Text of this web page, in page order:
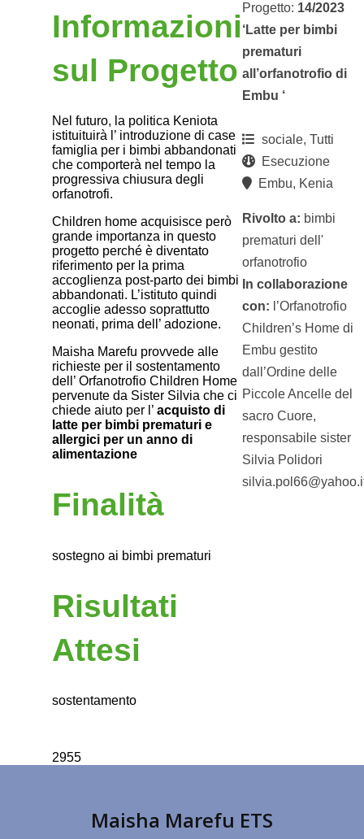
Informazioni
sul Progetto
Nel futuro, la politica Keniota
istituituirà l’ introduzione di case
famiglia per i bimbi abbandonati
che comporterà nel tempo la
progressiva chiusura degli
orfanotrofi.
Children home acquisisce però
grande importanza in questo
progetto perché è diventato
riferimento per la prima
accoglienza post-parto dei bimbi
abbandonati. L’istituto quindi
accoglie adesso soprattutto
neonati, prima dell’ adozione.
Maisha Marefu provvede alle
richieste per il sostentamento
dell’ Orfanotrofio Children Home
pervenute da Sister Silvia che ci
chiede aiuto per l’ acquisto di
latte per bimbi prematuri e
allergici per un anno di
alimentazione
Finalità
sostegno ai bimbi prematuri
Risultati
Attesi
sostentamento
2955
Progetto: 14/2023
‘Latte per bimbi
prematuri
all’orfanotrofio di
Embu ‘
sociale, Tutti
Esecuzione
Embu, Kenia
Rivolto a: bimbi
prematuri dell'
orfanotrofio
In collaborazione
con: l’Orfanotrofio
Children’s Home di
Embu gestito
dall’Ordine delle
Piccole Ancelle del
sacro Cuore,
responsabile sister
Silvia Polidori
Maisha Marefu ETS